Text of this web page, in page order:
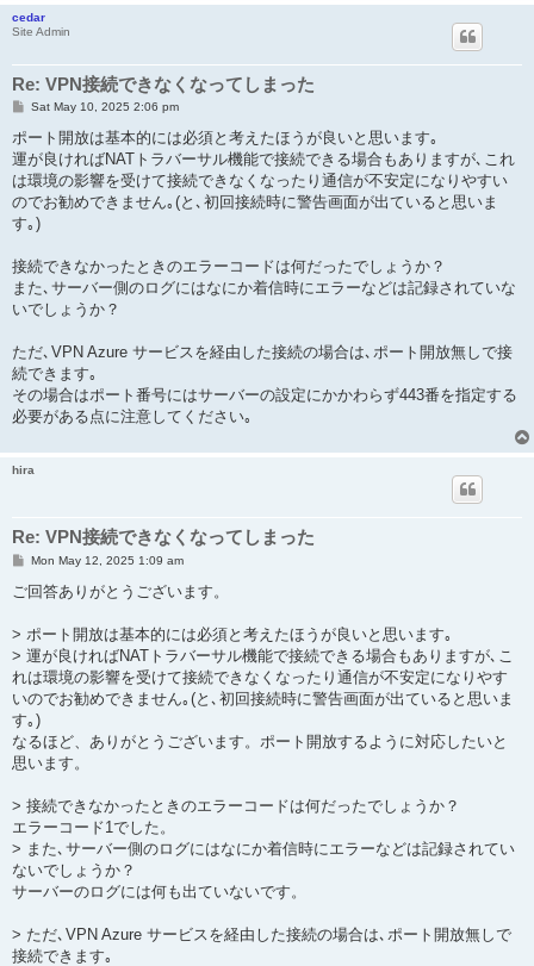
cedar
Site Admin
Re: VPN接続できなくなってしまった
P
s
Sat May 10, 2025 2:06 pm
ポート開放は基本的には必須と考えたほうが良いと思います｡
運が良ければNATトラバーサル機能で接続できる場合もありますが､これ
は環境の影響を受けて接続できなくなったり通信が不安定になりやすい
のでお勧めできません｡(と､初回接続時に警告画面が出ていると思いま
す｡)
接続できなかったときのエラーコードは何だったでしょうか？
また､サーバー側のログにはなにか着信時にエラーなどは記録されていな
いでしょうか？
ただ､VPN Azure サービスを経由した接続の場合は､ポート開放無しで接
続できます｡
その場合はポート番号にはサーバーの設定にかかわらず443番を指定する
必要がある点に注意してください｡
hira
Re: VPN接続できなくなってしまった
P
s
t
Mon May 12, 2025 1:09 am
ご回答ありがとうございます。
> ポート開放は基本的には必須と考えたほうが良いと思います｡
> 運が良ければNATトラバーサル機能で接続できる場合もありますが､こ
れは環境の影響を受けて接続できなくなったり通信が不安定になりやす
いのでお勧めできません｡(と､初回接続時に警告画面が出ていると思いま
す｡)
なるほど、ありがとうございます。ポート開放するように対応したいと
思います。
> 接続できなかったときのエラーコードは何だったでしょうか？
エラーコード1でした。
> また､サーバー側のログにはなにか着信時にエラーなどは記録されてい
ないでしょうか？
サーバーのログには何も出ていないです。
> ただ､VPN Azure サービスを経由した接続の場合は､ポート開放無しで
接続できます｡